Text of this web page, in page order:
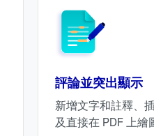
評論並突出顯示
新增文字和註釋、
及直接在 PDF 上繪